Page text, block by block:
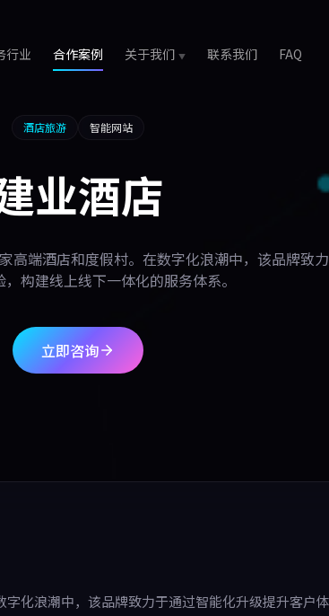
行业 合作案例 关于我们 联系我们 FAQ
酒店旅游 智能网站
业酒店
高端酒店和度假村。在数字化浪潮中，该品牌致
构建线上线下一体化的服务体系。
立即咨询
化浪潮中，该品牌致力于通过智能化升级提升客户